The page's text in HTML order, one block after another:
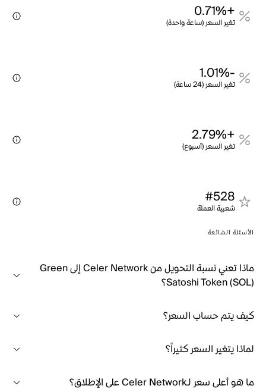
+0.71%
تغير السعر (ساعة واحدة)
-1.01%
تغير السعر (24 ساعة)
+2.79%
تغير السعر (أسبوع)
#528
شعبية العملة
الأسئلة الشائعة
ماذا تعني نسبة التحويل من Celer Network إلى Green
Satoshi Token (SOL)؟
كيف يتم حساب السعر؟
لماذا يتغير السعر كثيراً؟
ما هو أعلى سعر لـCeler Network على الإطلاق؟